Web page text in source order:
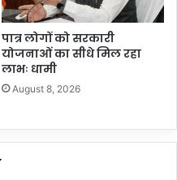
पात्र लोगों को सरकारी
योजनाओं का सीधे मिल रहा
लाभः धामी
August 8, 2026